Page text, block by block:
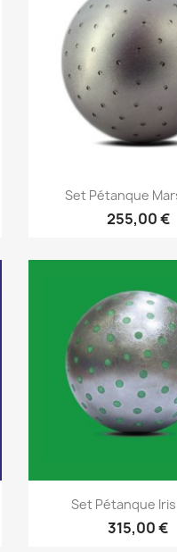
Aperçu
Set Pétanque
255,00 €
Aperçu
Set Pétanque
315,00 €